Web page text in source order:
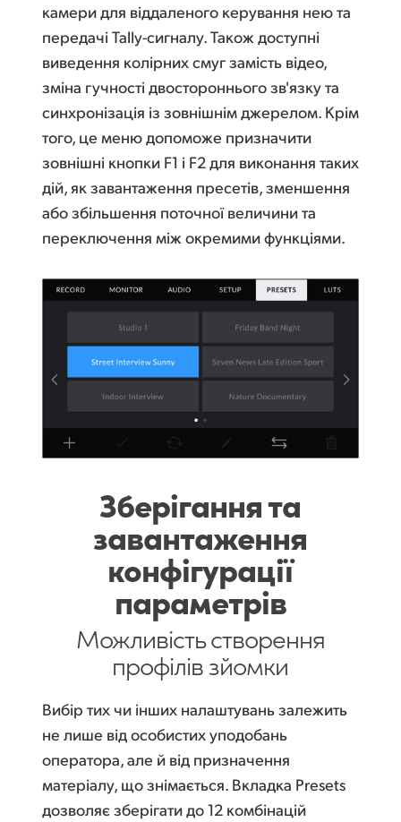
камери для віддаленого керування нею та
передачі Tally-сигналу. Також доступні
виведення колірних смуг замість відео,
зміна гучності двостороннього зв'язку та
синхронізація із зовнішнім джерелом. Крім
того, це меню допоможе призначити
зовнішні кнопки F1 і F2 для виконання таких
дій, як завантаження пресетів, зменшення
або збільшення поточної величини та
переключення між окремими функціями.
Зберігання та
завантаження
конфігурації
параметрів
Можливість створення
профілів зйомки
Вибір тих чи інших налаштувань залежить
не лише від особистих уподобань
оператора, але й від призначення
матеріалу, що знімається. Вкладка Presets
дозволяє зберігати до 12 комбінацій